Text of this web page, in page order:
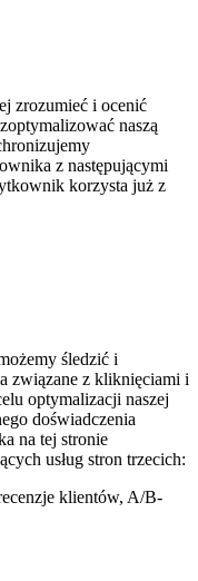
zrozumieć i ocenić
naszą
z następującymi
korzysta już z
śledzić i
związane z kliknięciami i
optymalizacji naszej
doświadczenia
na tej stronie
usług stron trzecich:
klientów, A/B-